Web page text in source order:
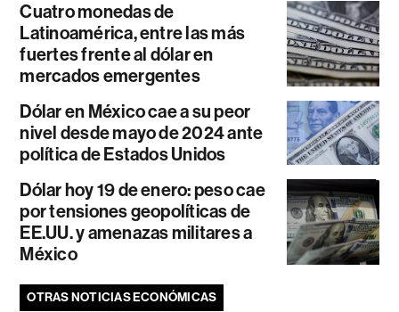
Cuatro monedas de
Latinoamérica, entre las más
fuertes frente al dólar en
mercados emergentes
Dólar en México cae a su peor
nivel desde mayo de 2024 ante
política de Estados Unidos
Dólar hoy 19 de enero: peso cae
por tensiones geopolíticas de
EE.UU. y amenazas militares a
México
OTRAS NOTICIAS ECONÓMICAS